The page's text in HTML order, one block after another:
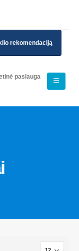
rekomendaciją
paslauga